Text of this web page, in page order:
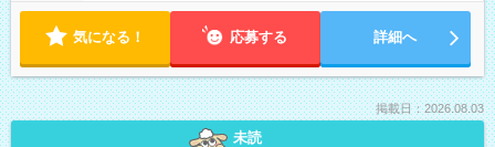
気になる！ 応募する 詳細へ
掲載日：2026.08.03
未読